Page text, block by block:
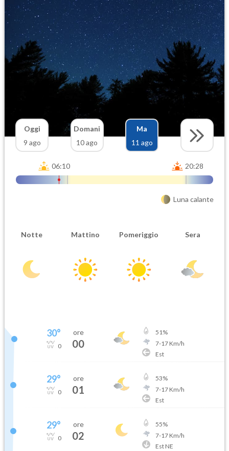
Oggi
9 ago
Domani
10 ago
Ma
11 ago
06:10 20:28
Luna calante
Notte Mattino Pomeriggio Sera
30°
0
ore
00
51%
7-17Km/h
Est
29°
0
ore
01
53%
7-17Km/h
Est
29°
0
ore
02
55%
7-17Km/h
Est NE